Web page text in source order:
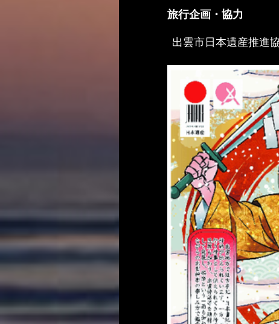
旅行企画・協力
出雲市日本遺産推進